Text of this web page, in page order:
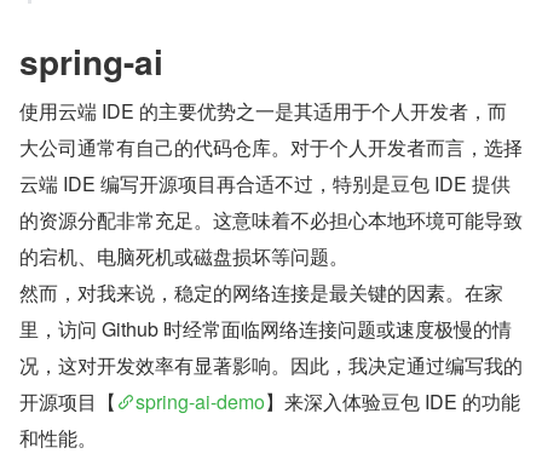
spring-ai
使用云端 IDE 的主要优势之一是其适用于个人开发者，而
大公司通常有自己的代码仓库。对于个人开发者而言，选择
云端 IDE 编写开源项目再合适不过，特别是豆包 IDE 提供
的资源分配非常充足。这意味着不必担心本地环境可能导致
的宕机、电脑死机或磁盘损坏等问题。
然而，对我来说，稳定的网络连接是最关键的因素。在家
里，访问 Github 时经常面临网络连接问题或速度极慢的情
况，这对开发效率有显著影响。因此，我决定通过编写我的
开源项目【
spring-ai-demo】来深入体验豆包 IDE 的功能
和性能。